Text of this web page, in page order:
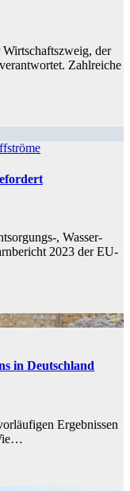
der
Zahlreiche
, Wasser-
2023 der EU-
in Deutschland
Ergebnissen